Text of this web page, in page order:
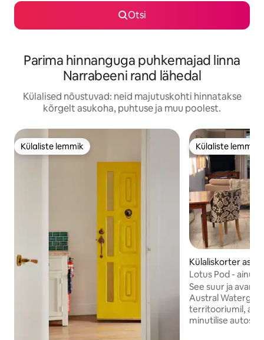
Otsi
Parima hinnanguga puhkemajad linna
Narrabeeni rand lähedal
Külalised nõustuvad: neid majutuskohti hinnatakse
kõrgelt asukoha, puhtuse ja muu poolest.
Külaliste lemmik
Külaliste lemmik Külaliste lemmik
Külaliste lemmik
Külaliskorter
an
Lotus Pod -
külalistemaja
See suur ja avar
Austral
territooriumil,
minutilise